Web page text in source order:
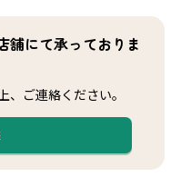
舗にて承っておりま
ご連絡ください。